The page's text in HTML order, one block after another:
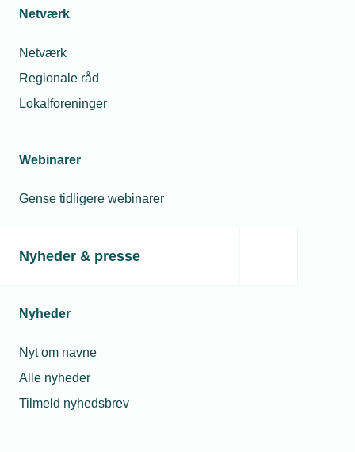
Netværk
Netværk
Regionale råd
Lokalforeninger
Webinarer
Gense tidligere webinarer
Nyheder & presse
Nyheder
Nyt om navne
Alle nyheder
Tilmeld nyhedsbrev